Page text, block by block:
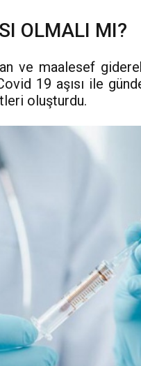
OLMALI MI?
ve maalesef
19 aşısı ile
oluşturdu.